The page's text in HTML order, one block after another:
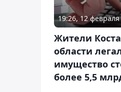
19:26, 12
Жители
области
имущество
более 5,5